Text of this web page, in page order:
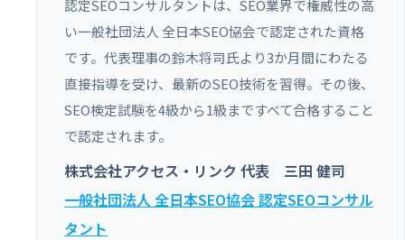
認定SEOコンサルタントは、SEO業界で権威性の高
い一般社団法人 全日本SEO協会で認定された資格
です。代表理事の鈴木将司氏より3か月間にわたる
直接指導を受け、最新のSEO技術を習得。その後、
SEO検定試験を4級から1級まですべて合格すること
で認定されます。
株式会社アクセス・リンク 代表 三田 健司
一般社団法人 全日本SEO協会 認定SEOコンサル
タント